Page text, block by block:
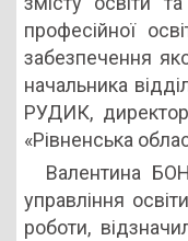
професійної
забезпечення
начальника
РУДИК, директор
«Рівненська
Валентина
управління
роботи,